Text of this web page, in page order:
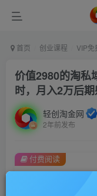
首页 创业课程 VIP免
价值2980的淘私
时，月入2万后
轻创淘金网
2年前发布
付费阅读